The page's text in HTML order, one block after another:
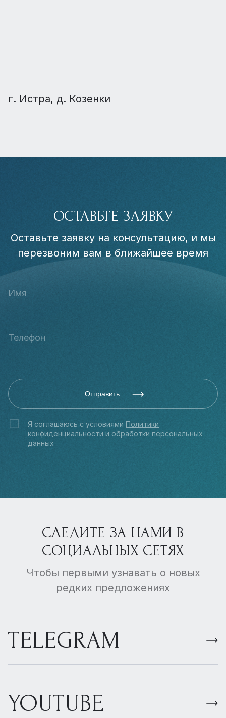
г. Истра, д. Козенки
ОСТАВЬТЕ ЗАЯВКУ
Оставьте заявку на консультацию, и мы
перезвоним вам в ближайшее время
Отправить
Я соглашаюсь с условиями Политики
конфиденциальности и обработки персональных
данных
СЛЕДИТЕ ЗА НАМИ В
СОЦИАЛЬНЫХ СЕТЯХ
Чтобы первыми узнавать о новых
редких предложениях
TELEGRAM
YOUTUBE